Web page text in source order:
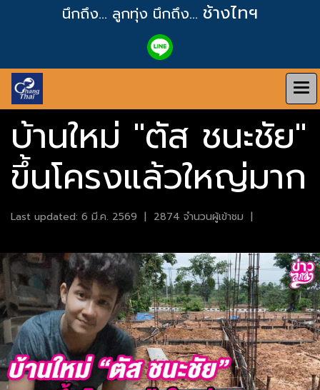
นึกถึง... ลูกทุ่ง นึกถึง... ช้างไทฯ
บ้านใหม่ "ตัส ชนะชัย"
ขึ้นโครงแล้วใหญ่มาก
Last updated: 6 มี.ค. 2569 | 2874 จำนวนผู้เข้าชม |